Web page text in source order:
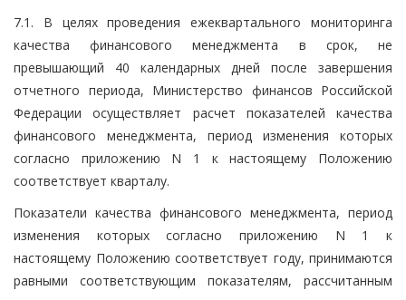
7.1. В целях проведения ежеквартального мониторинга
качества финансового менеджмента в срок, не
превышающий 40 календарных дней после завершения
отчетного периода, Министерство финансов Российской
Федерации осуществляет расчет показателей качества
финансового менеджмента, период изменения которых
согласно приложению N 1 к настоящему Положению
соответствует кварталу.
Показатели качества финансового менеджмента, период
изменения которых согласно приложению N 1 к
настоящему Положению соответствует году, принимаются
равными соответствующим показателям, рассчитанным